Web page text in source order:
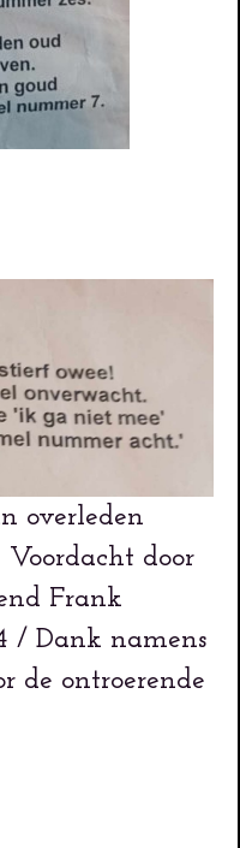
overleden
door
Frank
/ Dank namens
de ontroerende